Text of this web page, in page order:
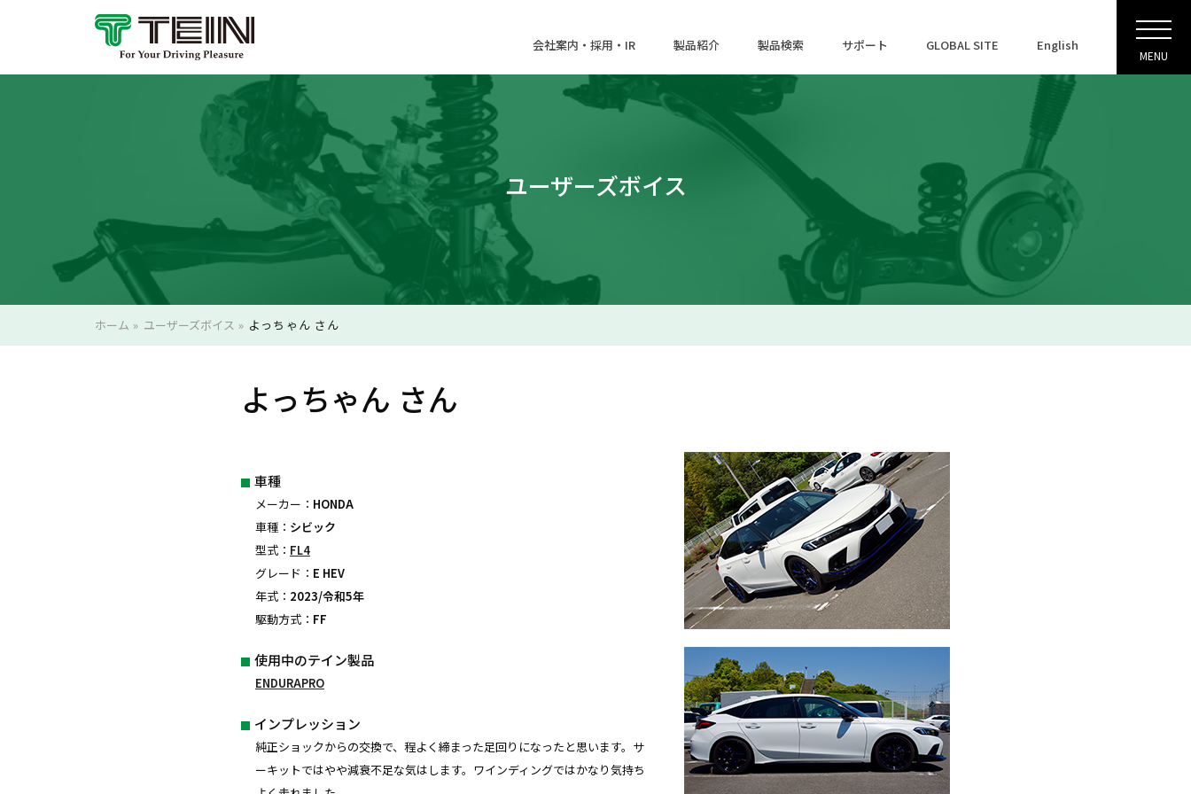
会社案内・採用・IR 製品紹介 製品検索 サポート GLOBAL SITE English
MENU
ユーザーズボイス
ホーム » ユーザーズボイス » よっちゃん さん
よっちゃん さん
車種
メーカー： HONDA
車種： シビック
型式： FL4
グレード： E HEV
年式： 2023/令和5年
駆動方式： FF
使用中のテイン製品
ENDURAPRO
インプレッション
純正ショックからの交換で、程よく締まった足回りになったと思います。サ
ーキットではやや減衰不足な気はします。ワインディングではかなり気持ち